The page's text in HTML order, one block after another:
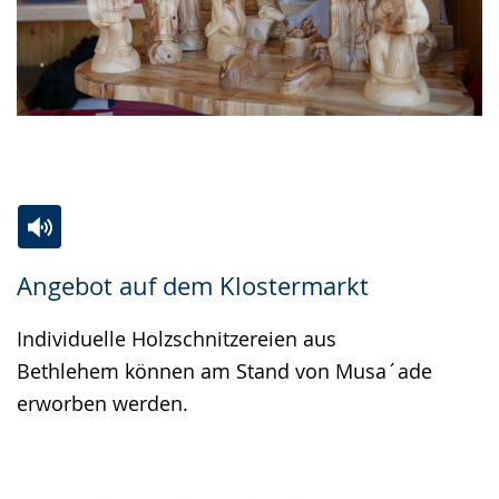
Angebot auf dem Klostermarkt
Leichten
Sprache
wechseln.
Audio-
Unterstützung.
Video
in
Deutscher
Gebärdensprache
Individuelle Holzschnitzereien aus
Bethlehem können am Stand von Musa´ade
erworben werden.